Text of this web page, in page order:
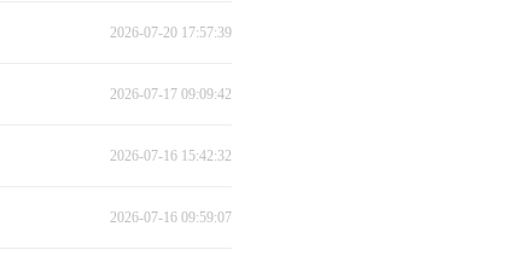
2026-07-20 17:57:39
2026-07-17 09:09:42
2026-07-16 15:42:32
2026-07-16 09:59:07